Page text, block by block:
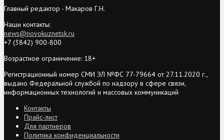
Главный редактор - Макаров Г.Н.
Наши контакты:
news@novokuznetsk.ru
+7 (3842) 900-800
Возрастное ограничение: 18+
Регистрационный номер СМИ ЭЛ №ФС 77-79664 от 27.11.2020 г.,
выдано Федеральной службой по надзору в сфере связи,
информационных технологий и массовых коммуникаций
Контакты
Прайс-лист
Для партнеров
Политика конфиденциальности